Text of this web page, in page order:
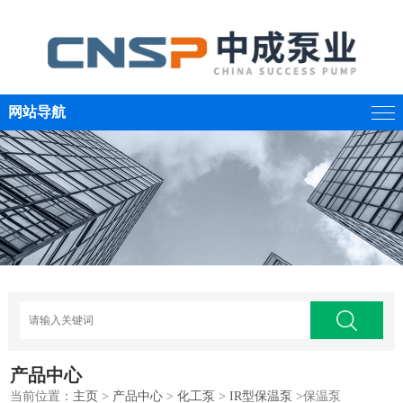
网站导航
产品中心
当前位置： 主页 > 产品中心 >化工泵 >IR型保温泵 >保温泵